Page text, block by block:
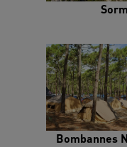
Bombannes